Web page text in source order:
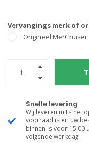
Vervangings merk of
Origineel MerCruiser
Snelle levering
Wij leveren mits het
voorraad is en uw
binnen is voor 15.00
volgende werkdag.